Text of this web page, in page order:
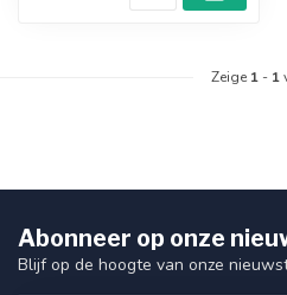
Zeige 1 - 1
Abonneer op onze
Blijf op de hoogte van onze